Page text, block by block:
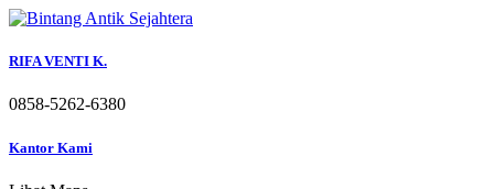
Skip
content
RIFA VENTI K.
0858-5262-6380
Kantor Kami